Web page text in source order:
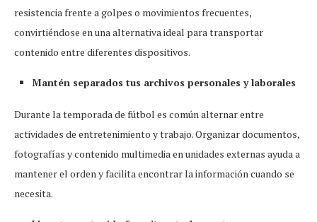
resistencia frente a golpes o movimientos frecuentes,
convirtiéndose en una alternativa ideal para transportar
contenido entre diferentes dispositivos.
Mantén separados tus archivos personales y laborales
Durante la temporada de fútbol es común alternar entre
actividades de entretenimiento y trabajo. Organizar documentos,
fotografías y contenido multimedia en unidades externas ayuda a
mantener el orden y facilita encontrar la información cuando se
necesita.